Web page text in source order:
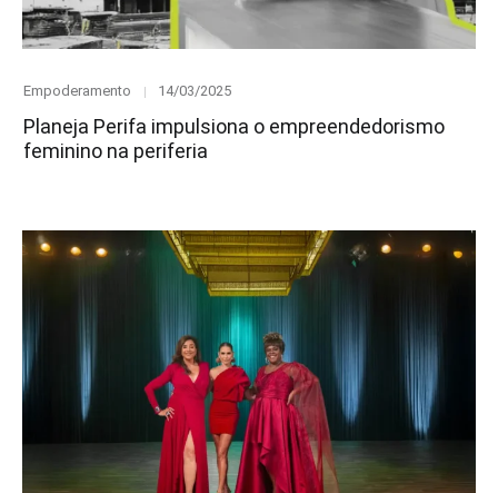
Category
Empoderamento
Posted
14/03/2025
Planeja Perifa impulsiona o empreendedorismo
feminino na periferia